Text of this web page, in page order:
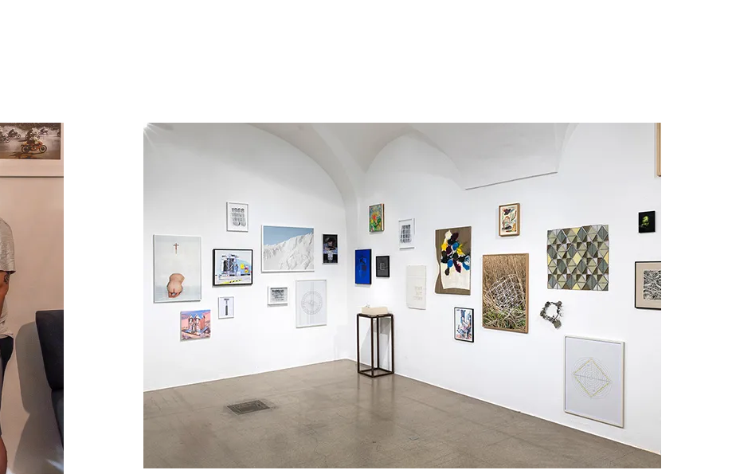
Ausstellungsansichten HDA